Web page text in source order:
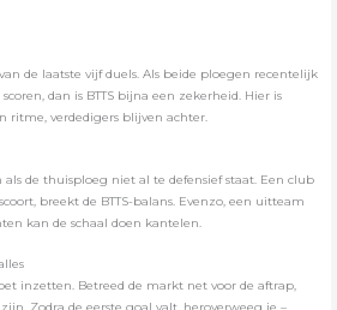
de laatste vijf duels. Als beide ploegen recentelijk
dan is BTTS bijna een zekerheid. Hier is
ritme, verdedigers blijven achter.
als de thuisploeg niet al te defensief staat. Een club
breekt de BTTS-balans. Evenzo, een uitteam
kan de schaal doen kantelen.
inzetten. Betreed de markt net voor de aftrap,